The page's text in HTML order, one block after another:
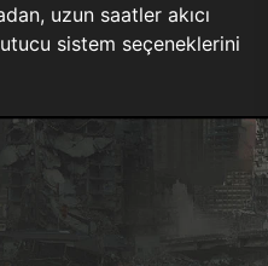
uzun saatler akıcı
sistem seçeneklerini